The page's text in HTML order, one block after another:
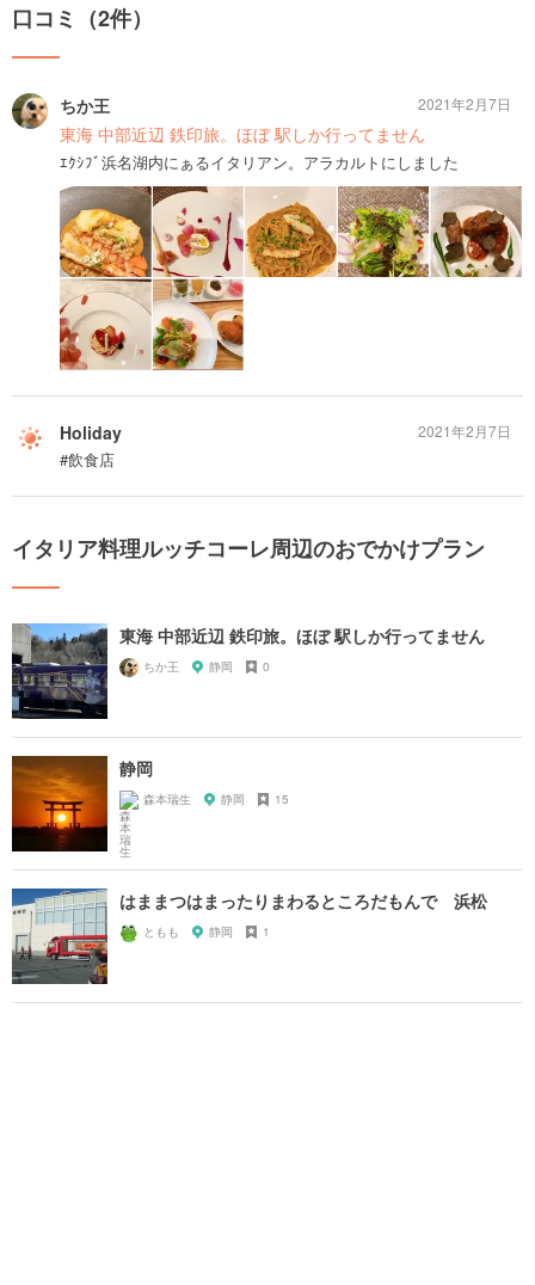
口コミ（2件）
ちか王
東海 中部近辺 鉄印旅。ほぼ 駅しか行ってません
ｴｸｼﾌﾞ浜名湖内にぁるイタリアン。アラカルトにしました
2021年2月7日
Holiday
#飲食店
2021年2月7日
イタリア料理ルッチコーレ周辺のおでかけプラン
東海 中部近辺 鉄印旅。ほぼ 駅しか行ってません
ちか王 静岡 0
静岡
森本瑞生 静岡 15
はままつはまったりまわるところだもんで 浜松
ともも 静岡 1